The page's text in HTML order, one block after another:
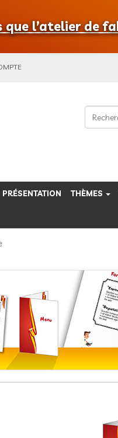
que l’atelier de
PRÉSENTATION THÈMES